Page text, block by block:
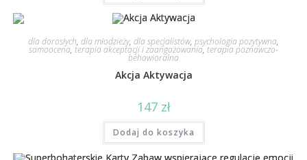
dla dorosłych, dla młodzieży, dla specjalistów, psychologia pozytywna,
samoocena, terapia akceptacji i zaangażowania, terapia poznawczo-
behawioralna
Akcja Aktywacja
147 zł
Dodaj do koszyka